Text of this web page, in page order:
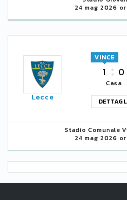
24 mag 2026
Lecce
1
VINCE
0
Casa
Stadio Comunale
24 mag 2026